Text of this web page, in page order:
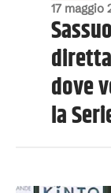
17 maggio
dove
la